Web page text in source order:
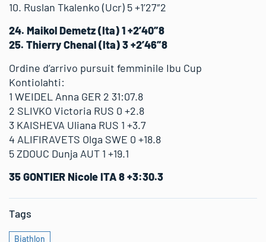
10. Ruslan Tkalenko (Ucr) 5 +1’27″2
24. Maikol Demetz (Ita) 1 +2’40″8
25. Thierry Chenal (Ita) 3 +2’46″8
Ordine d’arrivo pursuit femminile Ibu Cup
Kontiolahti:
1 WEIDEL Anna GER 2 31:07.8
2 SLIVKO Victoria RUS 0 +2.8
3 KAISHEVA Uliana RUS 1 +3.7
4 ALIFIRAVETS Olga SWE 0 +18.8
5 ZDOUC Dunja AUT 1 +19.1
35 GONTIER Nicole ITA 8 +3:30.3
Tags
Biathlon